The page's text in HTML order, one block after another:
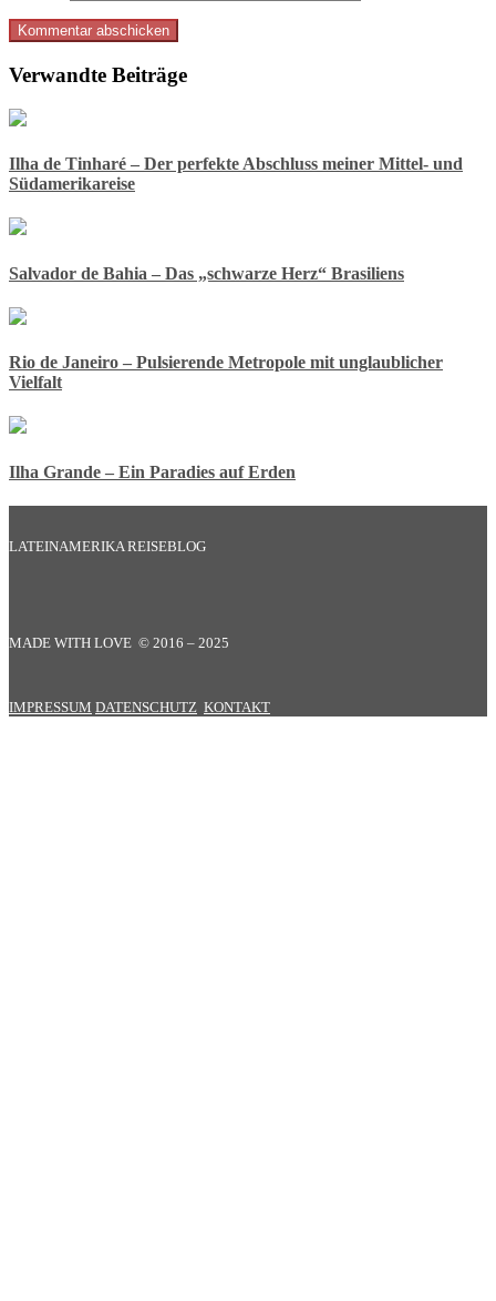
Verwandte Beiträge
Ilha de Tinharé – Der perfekte Abschluss meiner Mittel- und
Südamerikareise
Salvador de Bahia – Das „schwarze Herz“ Brasiliens
Rio de Janeiro – Pulsierende Metropole mit unglaublicher
Vielfalt
Ilha Grande – Ein Paradies auf Erden
LATEINAMERIKA REISEBLOG
MADE WITH LOVE © 2016 – 2025
IMPRESSUM DATENSCHUTZ KONTAKT